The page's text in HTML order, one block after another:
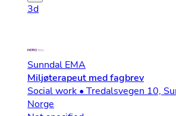
3d
Sunndal EMA
Miljøterapeut med fagbrev
Social work • Tredalsvegen 10,
Norge